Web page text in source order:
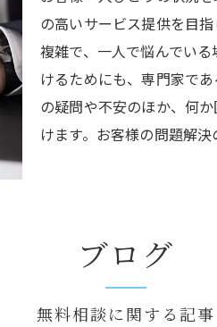
の高いサービス提供を目
複雑で、一人で悩んでい
けるためにも、専門家で
の疑問や不安のほか、何
けます。お客様の問題解
ブログ
無料相談に関する記事